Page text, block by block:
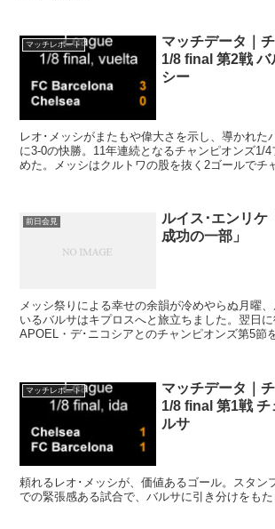
マッチレポート
マッチデータ｜
1/8 final 第2戦 バ
シー
レオ･メッシがまたもや偉大さを示し、導かれた
に3-0の快勝。11年連続となるチャンピオンズ1/
めた。メッシはクルトワの股を抜く2ゴールでチ
100ゴールを達成。デンベレのバルサ初得点もレ
前日会見
ルイス･エンリケ
成功の一部」
メッシ祭りによる幸せの余韻が冷めやらぬ月曜
いるバルサはキプロスへと旅立ちました。翌日
APOEL・デ･ニコシアとのチャンピオンズ第5節
す。現在、F組ではPSGがバルサを1ポイント上
APOELはここまで4戦勝利なしの最下位（勝点1
アヤックス（1-1）にもPSG（0-1）にも1失点し
徴。カンプノウでもバルサの僅差の勝利（1-0）
合になりそうです。
マッチレポート
マッチデータ｜
1/8 final 第1戦 チ
ルサ
頼れるレオ･メッシが、価値あるゴール。スタン
での緊張感ある試合で、バルサに引き分けをもた